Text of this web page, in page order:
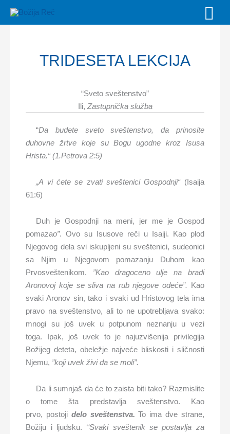
TRIDESETA LEKCIJA
“Sveto sveštenstvo”
Ili, Zastupnička služba
“Da budete sveto sveštenstvo, da prinosite
duhovne žrtve koje su Bogu ugodne kroz Isusa
Hrista.“ (1.Petrova 2:5)
„A vi ćete se zvati sveštenici Gospodnji“(Isaija
61:6)
Duh je Gospodnji na meni, jer me je Gospod
pomazao”. Ovo su Isusove reči u Isaiji. Kao plod
Njegovog dela svi iskupljeni su sveštenici, sudeonici
sa Njim u Njegovom pomazanju Duhom kao
Prvosveštenikom. ”Kao dragoceno ulje na bradi
Aronovoj koje se sliva na rub njegove odeće”. Kao
svaki Aronov sin, tako i svaki ud Hristovog tela ima
pravo na sveštenstvo, alito ne upotrebljava svako:
mnogi su još uvek u potpunom neznanju u vezi
toga. Ipak, još uvek to je najuzvišenija privilegija
Božijeg deteta, obeležje najveće bliskosti i sličnosti
Njemu, ”koji uvek živi da se moli”.
Da li sumnjaš da će to zaista biti tako? Razmislite
o tome šta predstavlja sveštenstvo. Kao
prvo, postoji delo sveštenstva. To ima dve strane,
Božiju i ljudsku. ‘‘Svaki sveštenik se postavlja za